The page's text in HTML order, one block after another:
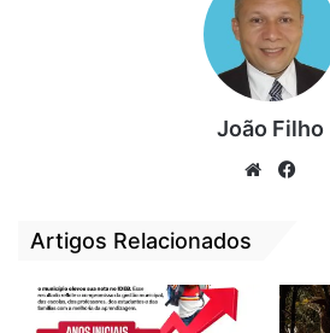
João Filho
We
Artigos Relacionados